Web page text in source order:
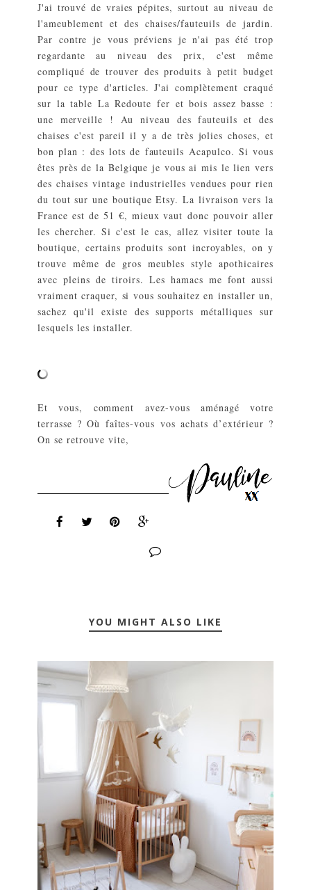
J'ai trouvé de vraies pépites, surtout au niveau de
l'ameublement et des chaises/fauteuils de jardin.
Par contre je vous préviens je n'ai pas été trop
regardante au niveau des prix, c'est même
compliqué de trouver des produits à petit budget
pour ce type d'articles. J'ai complètement craqué
sur la table La Redoute fer et bois assez basse :
une merveille ! Au niveau des fauteuils et des
chaises c'est pareil il y a de très jolies choses, et
bon plan : des lots de fauteuils Acapulco. Si vous
êtes près de la Belgique je vous ai mis le lien vers
des chaises vintage industrielles vendues pour rien
du tout sur une boutique Etsy. La livraison vers la
France est de 51 €, mieux vaut donc pouvoir aller
les chercher. Si c'est le cas, allez visiter toute la
boutique, certains produits sont incroyables, on y
trouve même de gros meubles style apothicaires
avec pleins de tiroirs. Les hamacs me font aussi
vraiment craquer, si vous souhaitez en installer un,
sachez qu'il existe des supports métalliques sur
lesquels les installer.
Et vous, comment avez-vous aménagé votre
terrasse ? Où faîtes-vous vos achats d’extérieur ?
On se retrouve vite,
YOU MIGHT ALSO LIKE